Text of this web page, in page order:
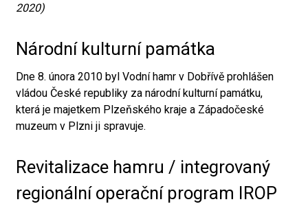
2020)
Národní kulturní památka
Dne 8. února 2010 byl Vodní hamr v Dobřívě prohlášen
vládou České republiky za národní kulturní památku,
která je majetkem Plzeňského kraje a Západočeské
muzeum v Plzni ji spravuje.
Revitalizace hamru / integrovaný
regionální operační program IROP